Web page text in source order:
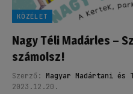
KÖZÉLET
Nagy Téli Madárles –
számolsz!
Szerző: Magyar Madártani és
2023.12.20.